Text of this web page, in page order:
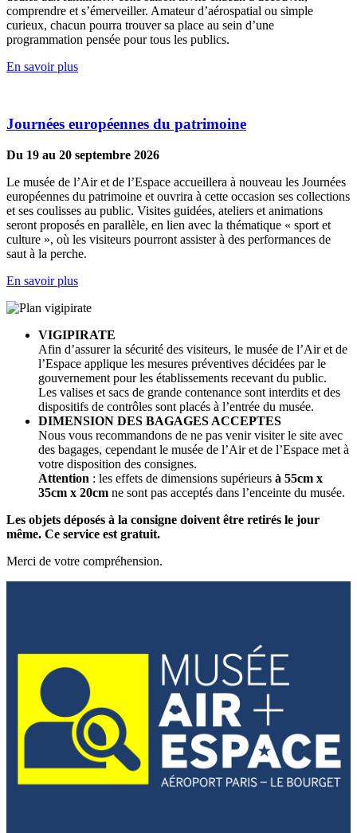
comprendre et s’émerveiller. Amateur d’aérospatial ou simple
curieux, chacun pourra trouver sa place au sein d’une
programmation pensée pour tous les publics.
En savoir plus
Journées européennes du patrimoine
Du 19 au 20 septembre 2026
Le musée de l’Air et de l’Espace accueillera à nouveau les Journées
européennes du patrimoine et ouvrira à cette occasion ses collections
et ses coulisses au public. Visites guidées, ateliers et animations
seront proposés en parallèle, en lien avec la thématique « sport et
culture », où les visiteurs pourront assister à des performances de
saut à la perche.
En savoir plus
VIGIPIRATE
Afin d’assurer la sécurité des visiteurs, le musée de l’Air et de
l’Espace applique les mesures préventives décidées par le
gouvernement pour les établissements recevant du public.
Les valises et sacs de grande contenance sont interdits et des
dispositifs de contrôles sont placés à l’entrée du musée.
DIMENSION DES BAGAGES ACCEPTES
Nous vous recommandons de ne pas venir visiter le site avec
des bagages, cependant le musée de l’Air et de l’Espace met à
votre disposition des consignes.
Attention : les effets de dimensions supérieurs à 55cm x
35cm x 20cm ne sont pas acceptés dans l’enceinte du musée.
Les objets déposés à la consigne doivent être retirés le jour
même. Ce service est gratuit.
Merci de votre compréhension.